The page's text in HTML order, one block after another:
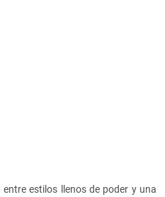
estilos llenos de poder y una